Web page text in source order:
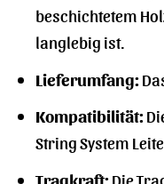
beschichtetem
langlebig ist.
Lieferumfang:
Kompatibilität:
String System
Tragkraft:Die